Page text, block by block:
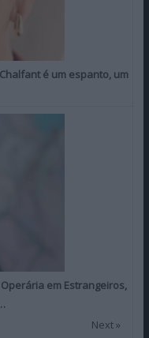
é um espanto, um
em Estrangeiros,
Next »